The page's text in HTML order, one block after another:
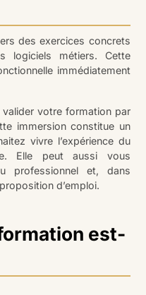
des exercices concrets
logiciels métiers. Cette
immédiatement
votre formation par
immersion constitue un
vivre l’expérience du
Elle peut aussi vous
professionnel et, dans
d’emploi.
est-